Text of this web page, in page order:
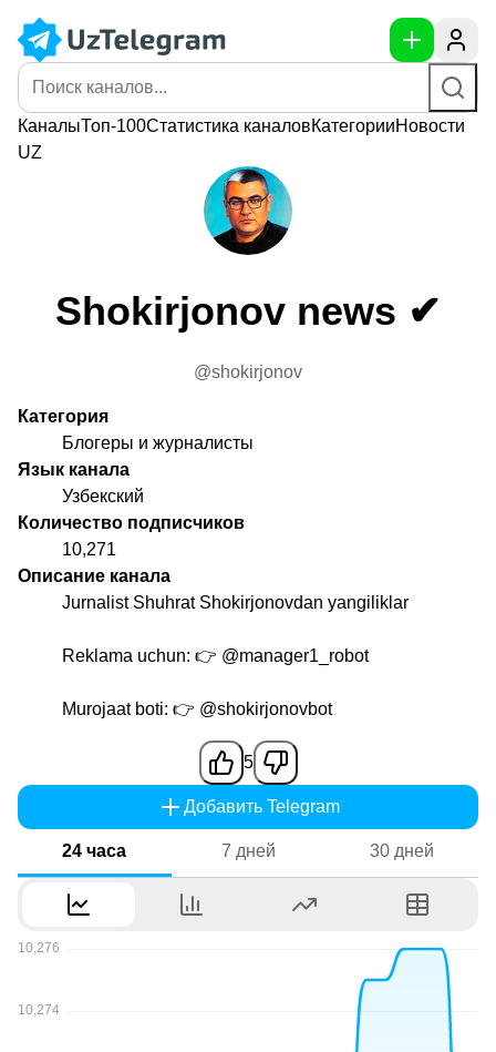
КаналыТоп-100Статистика каналовКатегорииНовости
UZ
Shokirjonov news ✔
@shokirjonov
Категория
Блогеры и журналисты
Язык канала
Узбекский
Количество подписчиков
10,271
Описание канала
Jurnalist Shuhrat Shokirjonovdan yangiliklar
Reklama uchun: 👉 @manager1_robot
Murojaat boti: 👉 @shokirjonovbot
5
Добавить Telegram
24 часа 7 дней 30 дней